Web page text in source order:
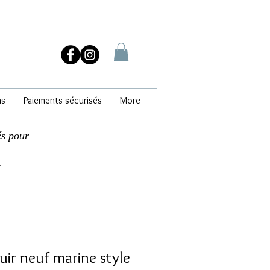
Paiements sécurisés More
pour
neuf marine style